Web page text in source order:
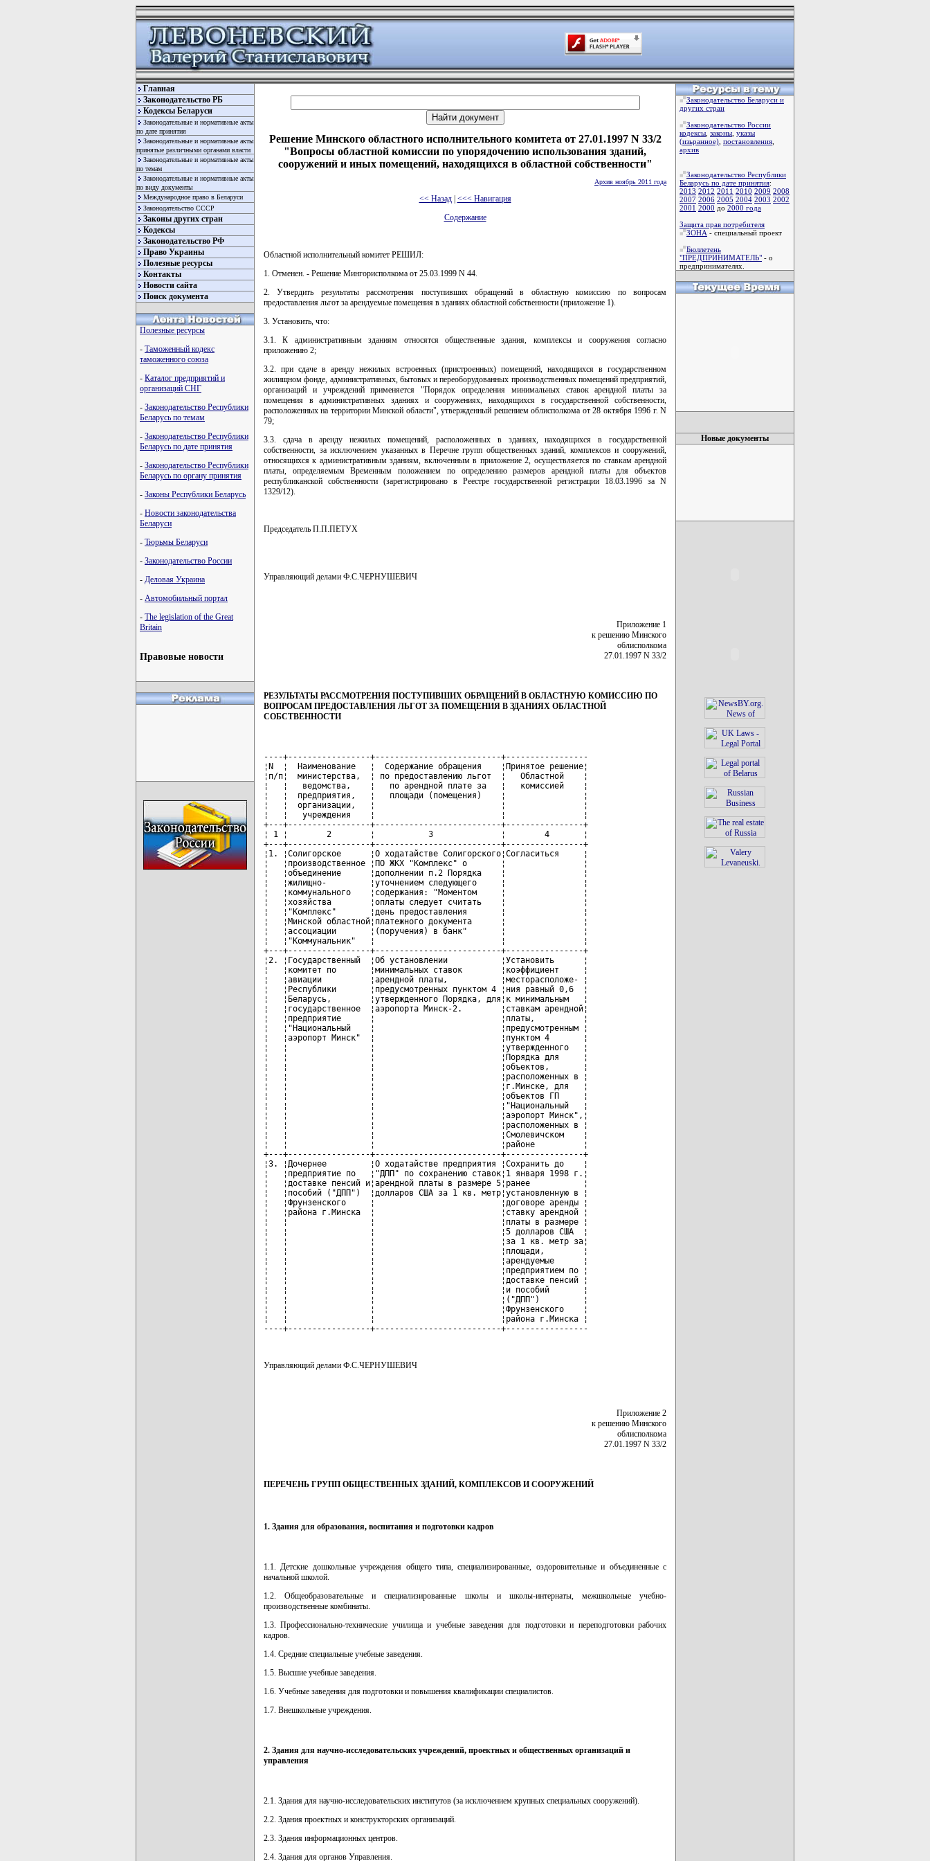
Главная
Законодательство РБ
Кодексы Беларуси
Законодательные и нормативные акты
по дате принятия
Законодательные и нормативные акты
принятые различными органами власти
Законодательные и нормативные акты
по темам
Законодательные и нормативные акты
по виду документы
Международное право в Беларуси
Законодательство СССР
Законы других стран
Кодексы
Законодательство РФ
Право Украины
Полезные ресурсы
Контакты
Новости сайта
Поиск документа
Полезные ресурсы
- Таможенный кодекс
таможенного союза
- Каталог предприятий и
организаций СНГ
- Законодательство Республики
Беларусь по темам
- Законодательство Республики
Беларусь по дате принятия
- Законодательство Республики
Беларусь по органу принятия
- Законы Республики Беларусь
- Новости законодательства
Беларуси
- Тюрьмы Беларуси
- Законодательство России
- Деловая Украина
- Автомобильный портал
- The legislation of the Great
Britain
Правовые новости
Решение Минского областного исполнительного комитета от 27.01.1997 N 33/2
"Вопросы областной комиссии по упорядочению использования зданий,
сооружений и иных помещений, находящихся в областной собственности"
Архив ноябрь 2011 года
<< Назад| <<< Навигация
Содержание
Областной исполнительный комитет РЕШИЛ:
1. Отменен. - Решение Мингорисполкома от 25.03.1999 N 44.
2. Утвердить результаты рассмотрения поступивших обращений в областную комиссию по вопросам
предоставления льгот за арендуемые помещения в зданиях областной собственности (приложение 1).
3. Установить, что:
3.1. К административным зданиям относятся общественные здания, комплексы и сооружения согласно
приложению 2;
3.2. при сдаче в аренду нежилых встроенных (пристроенных) помещений, находящихся в государственном
жилищном фонде, административных, бытовых и переоборудованных производственных помещений предприятий,
организаций и учреждений применяется "Порядок определения минимальных ставок арендной платы за
помещения в административных зданиях и сооружениях, находящихся в государственной собственности,
расположенных на территории Минской области", утвержденный решением облисполкома от 28 октября 1996 г. N
79;
3.3. сдача в аренду нежилых помещений, расположенных в зданиях, находящихся в государственной
собственности, за исключением указанных в Перечне групп общественных зданий, комплексов и сооружений,
относящихся к административным зданиям, включенным в приложение 2, осуществляется по ставкам арендной
платы, определяемым Временным положением по определению размеров арендной платы для объектов
республиканской собственности (зарегистрировано в Реестре государственной регистрации 18.03.1996 за N
1329/12).
Председатель П.П.ПЕТУХ
Управляющий делами Ф.С.ЧЕРНУШЕВИЧ
Приложение 1
к решению Минского
облисполкома
27.01.1997 N 33/2
РЕЗУЛЬТАТЫ РАССМОТРЕНИЯ ПОСТУПИВШИХ ОБРАЩЕНИЙ В ОБЛАСТНУЮ КОМИССИЮ ПО
ВОПРОСАМ ПРЕДОСТАВЛЕНИЯ ЛЬГОТ ЗА ПОМЕЩЕНИЯ В ЗДАНИЯХ ОБЛАСТНОЙ
СОБСТВЕННОСТИ
----+-----------------+--------------------------+-----------------
¦N  ¦  Наименование   ¦  Содержание обращения    ¦Принятое решение¦
¦п/п¦  министерства,  ¦ по предоставлению льгот  ¦   Областной    ¦
¦   ¦   ведомства,    ¦   по арендной плате за   ¦   комиссией    ¦
¦   ¦  предприятия,   ¦   площади (помещения)    ¦                ¦
¦   ¦  организации,   ¦                          ¦                ¦
¦   ¦   учреждения    ¦                          ¦                ¦
+---+-----------------+--------------------------+----------------+
¦ 1 ¦        2        ¦           3              ¦        4       ¦
+---+-----------------+--------------------------+----------------+
¦1. ¦Солигорское      ¦О ходатайстве Солигорского¦Согласиться     ¦
¦   ¦производственное ¦ПО ЖКХ "Комплекс" о       ¦                ¦
¦   ¦объединение      ¦дополнении п.2 Порядка    ¦                ¦
¦   ¦жилищно-         ¦уточнением следующего     ¦                ¦
¦   ¦коммунального    ¦содержания: "Моментом     ¦                ¦
¦   ¦хозяйства        ¦оплаты следует считать    ¦                ¦
¦   ¦"Комплекс"       ¦день предоставления       ¦                ¦
¦   ¦Минской областной¦платежного документа      ¦                ¦
¦   ¦ассоциации       ¦(поручения) в банк"       ¦                ¦
¦   ¦"Коммунальник"   ¦                          ¦                ¦
+---+-----------------+--------------------------+----------------+
¦2. ¦Государственный  ¦Об установлении           ¦Установить      ¦
¦   ¦комитет по       ¦минимальных ставок        ¦коэффициент     ¦
¦   ¦авиации          ¦арендной платы,           ¦месторасположе- ¦
¦   ¦Республики       ¦предусмотренных пунктом 4 ¦ния равный 0,6  ¦
¦   ¦Беларусь,        ¦утвержденного Порядка, для¦к минимальным   ¦
¦   ¦государственное  ¦аэропорта Минск-2.        ¦ставкам арендной¦
¦   ¦предприятие      ¦                          ¦платы,          ¦
¦   ¦"Национальный    ¦                          ¦предусмотренным ¦
¦   ¦аэропорт Минск"  ¦                          ¦пунктом 4       ¦
¦   ¦                 ¦                          ¦утвержденного   ¦
¦   ¦                 ¦                          ¦Порядка для     ¦
¦   ¦                 ¦                          ¦объектов,       ¦
¦   ¦                 ¦                          ¦расположенных в ¦
¦   ¦                 ¦                          ¦г.Минске, для   ¦
¦   ¦                 ¦                          ¦объектов ГП     ¦
¦   ¦                 ¦                          ¦"Национальный   ¦
¦   ¦                 ¦                          ¦аэропорт Минск",¦
¦   ¦                 ¦                          ¦расположенных в ¦
¦   ¦                 ¦                          ¦Смолевичском    ¦
¦   ¦                 ¦                          ¦районе          ¦
+---+-----------------+--------------------------+----------------+
¦3. ¦Дочернее         ¦О ходатайстве предприятия ¦Сохранить до    ¦
¦   ¦предприятие по   ¦"ДПП" по сохранению ставок¦1 января 1998 г.¦
¦   ¦доставке пенсий и¦арендной платы в размере 5¦ранее           ¦
¦   ¦пособий ("ДПП")  ¦долларов США за 1 кв. метр¦установленную в ¦
¦   ¦Фрунзенского     ¦                          ¦договоре аренды ¦
¦   ¦района г.Минска  ¦                          ¦ставку арендной ¦
¦   ¦                 ¦                          ¦платы в размере ¦
¦   ¦                 ¦                          ¦5 долларов США  ¦
¦   ¦                 ¦                          ¦за 1 кв. метр за¦
¦   ¦                 ¦                          ¦площади,        ¦
¦   ¦                 ¦                          ¦арендуемые      ¦
¦   ¦                 ¦                          ¦предприятием по ¦
¦   ¦                 ¦                          ¦доставке пенсий ¦
¦   ¦                 ¦                          ¦и пособий       ¦
¦   ¦                 ¦                          ¦("ДПП")         ¦
¦   ¦                 ¦                          ¦Фрунзенского    ¦
¦   ¦                 ¦                          ¦района г.Минска ¦
----+-----------------+--------------------------+-----------------
Управляющий делами Ф.С.ЧЕРНУШЕВИЧ
Приложение 2
к решению Минского
облисполкома
27.01.1997 N 33/2
ПЕРЕЧЕНЬ ГРУПП ОБЩЕСТВЕННЫХ ЗДАНИЙ, КОМПЛЕКСОВ И СООРУЖЕНИЙ
1. Здания для образования, воспитания и подготовки кадров
1.1. Детские дошкольные учреждения общего типа, специализированные, оздоровительные и объединенные с
начальной школой.
1.2. Общеобразовательные и специализированные школы и школы-интернаты, межшкольные учебно-
производственные комбинаты.
1.3. Профессионально-технические училища и учебные заведения для подготовки и переподготовки рабочих
кадров.
1.4. Средние специальные учебные заведения.
1.5. Высшие учебные заведения.
1.6. Учебные заведения для подготовки и повышения квалификации специалистов.
1.7. Внешкольные учреждения.
2. Здания для научно-исследовательских учреждений, проектных и общественных организаций и
управления
2.1. Здания для научно-исследовательских институтов (за исключением крупных специальных сооружений).
2.2. Здания проектных и конструкторских организаций.
2.3. Здания информационных центров.
2.4. Здания для органов Управления.
Законодательство Беларуси и
других стран
Законодательство России
кодексы законы указы
(изьранное) постановления
архив
Законодательство Республики
Беларусь по дате принятия:
2013 2012 2011 2010 2009 2008
2007 2006 2005 2004 2003 2002
2001 2000 до 2000 года
Защита прав потребителя
ЗОНА - специальный проект
Бюллетень
"ПРЕДПРИНИМАТЕЛЬ" - о
предпринимателях.
Новые документы